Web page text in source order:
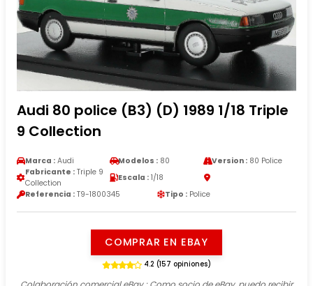
Audi 80 police (B3) (D) 1989 1/18 Triple
9 Collection
Marca : Audi Modelos : 80 Version :80 Police
Fabricante : Triple 9
Collection
Escala : 1/18
Referencia : T9-1800345 Tipo : Police
COMPRAR EN EBAY
4.2 (157 opiniones)